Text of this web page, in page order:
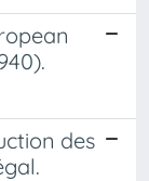
des